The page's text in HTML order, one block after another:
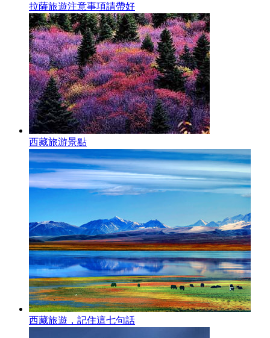
拉薩旅遊注意事項請帶好
西藏旅游景點
西藏旅遊，記住這七句話